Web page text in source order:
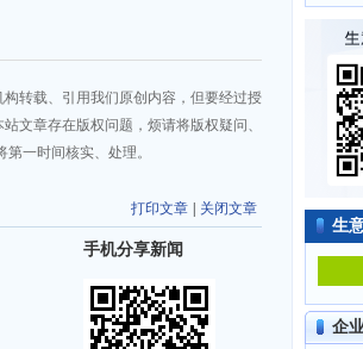
转载、引用我们原创内容，但要经过授
文章存在版权问题，烦请将版权疑问、
第一时间核实、处理。
打印文章 关闭文章
手机分享新闻
生
企